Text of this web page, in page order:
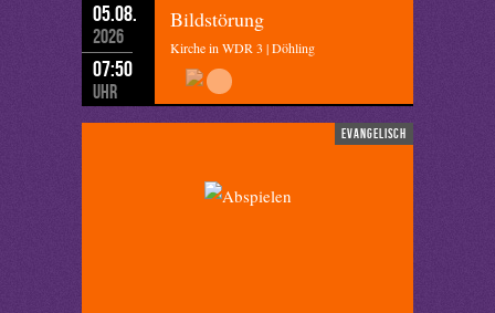
05.08.
2026
07:50
Uhr
Bildstörung
Kirche in WDR 3 | Döhling
evangelisch